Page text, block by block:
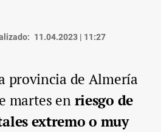
11.04.2023 | 11:27
provincia de Almería
martes enriesgo de
extremo o muy